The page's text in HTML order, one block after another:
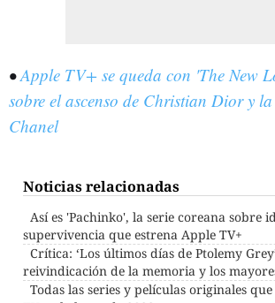
•Apple TV+ se queda con 'The New
sobre el ascenso de Christian Dior y
Chanel
Noticias relacionadas
Así es 'Pachinko', la serie coreana sobre
supervivencia que estrena Apple TV+
Crítica: ‘Los últimos días de Ptolemy
reivindicación de la memoria y los
Todas las series y películas originales